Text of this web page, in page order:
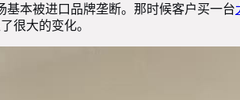
基本被进口品牌垄断。那时候客户买一台
很大的变化。